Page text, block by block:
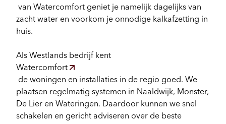
van Watercomfort geniet je namelijk dagelijks van
zacht water en voorkom je onnodige kalkafzetting in
huis.
Als Westlands bedrijf kent
Watercomfort
de woningen en installaties in de regio goed. We
plaatsen regelmatig systemen in Naaldwijk, Monster,
De Lier en Wateringen. Daardoor kunnen we snel
schakelen en gericht adviseren over de beste